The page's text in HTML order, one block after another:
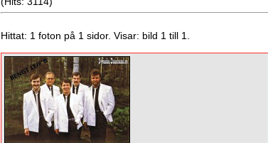
Hittat: 1 foton på 1 sidor. Visar: bild 1 till 1.